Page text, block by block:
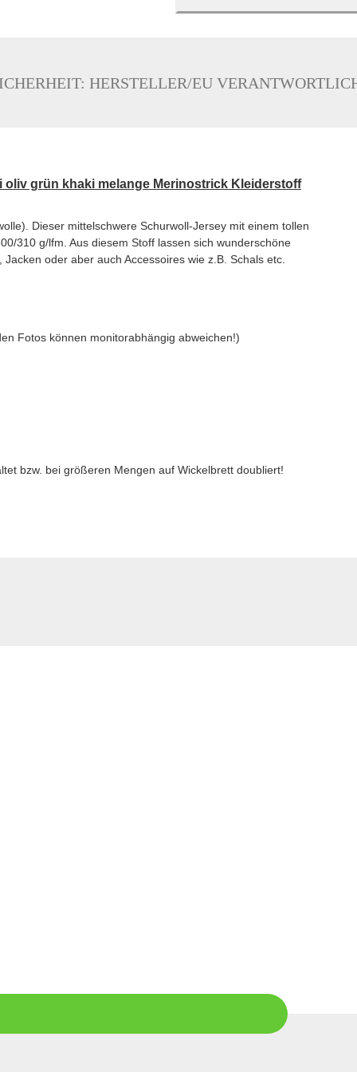
HERSTELLER/EU
grün khaki melange Merinostrick Kleiderstoff
Dieser mittelschwere Schurwoll-Jersey mit einem tollen
310 g/lfm. Aus diesem Stoff lassen sich wunderschöne
oder aber auch Accessoires wie z.B. Schals etc.
Fotos können monitorabhängig abweichen!)
bzw. bei größeren Mengen auf Wickelbrett doubliert!